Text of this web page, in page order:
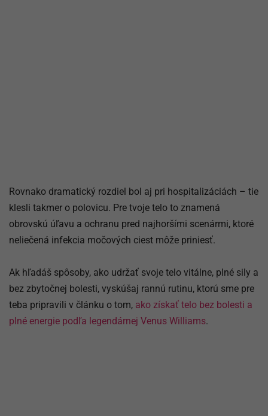
Rovnako dramatický rozdiel bol aj pri hospitalizáciách – tie
klesli takmer o polovicu. Pre tvoje telo to znamená
obrovskú úľavu a ochranu pred najhoršími scenármi, ktoré
neliečená infekcia močových ciest môže priniesť.
Ak hľadáš spôsoby, ako udržať svoje telo vitálne, plné sily a
bez zbytočnej bolesti, vyskúšaj rannú rutinu, ktorú sme pre
teba pripravili v článku o tom, ako získať telo bez bolesti a
plné energie podľa legendárnej Venus Williams.